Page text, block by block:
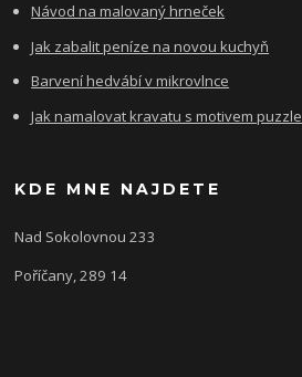
Návod na malovaný hrneček
Jak zabalit peníze na novou kuchyň
Barvení hedvábí v mikrovlnce
Jak namalovat kravatu s motivem puzzle
KDE MNE NAJDETE
Nad Sokolovnou 233
Poříčany, 289 14